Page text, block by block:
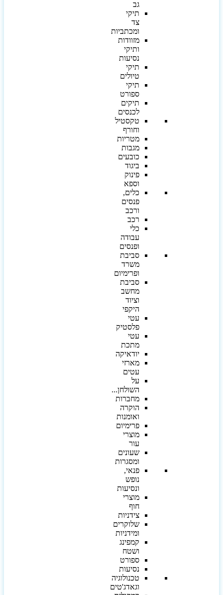
תיקי
ומכתביות
מזוודות
ותיקי
נסיעות
תיקי
טיולים
תיקי
ספורט
תיקים
לכנסים
טקסטיל
וחורף
מטריות
מגבות
כובעים
ביגוד
פינוק
וספא
כלים,
פנסים
ורכב
רכב
כלי
עבודה
ופנסים
סביבת
משרד
ופרימיום
סביבת
מחשב
וציוד
היקפי
עטי
פלסטיק
עטי
מתכת
יודאיקה
מארזי
עטים
על
השולחן...
מחברות
הוקרה
ואומנות
פרימיום
מוצרי
עור
שעונים
ומסגרות
פנאי,
נופש
ונסיעות
מוצרי
חוף
צידניות
שלוקרים
ומידניות
קמפינג
ושטח
ספורט
נסיעות
טכנולוגיה
וגאדג'טים